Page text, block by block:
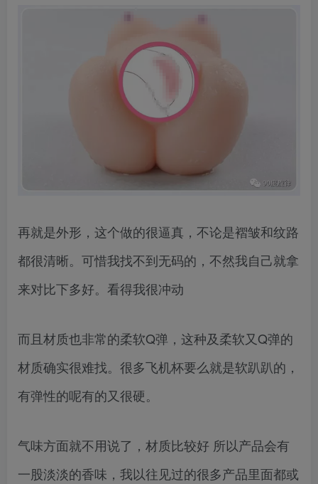
再就是外形，这个做的很逼真，不论是褶皱和纹路
都很清晰。可惜我找不到无码的，不然我自己就拿
来对比下多好。看得我很冲动
而且材质也非常的柔软Q弹，这种及柔软又Q弹的
材质确实很难找。很多飞机杯要么就是软趴趴的，
有弹性的呢有的又很硬。
气味方面就不用说了，材质比较好 所以产品会有
一股淡淡的香味，我以往见过的很多产品里面都或